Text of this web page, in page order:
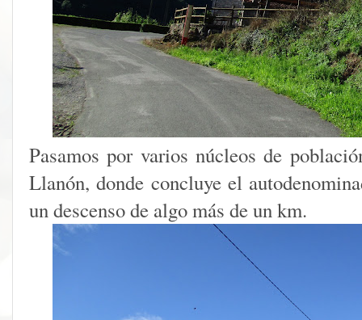
Pasamos por varios núcleos de
Llanón, donde concluye el
un descenso de algo más de un km.